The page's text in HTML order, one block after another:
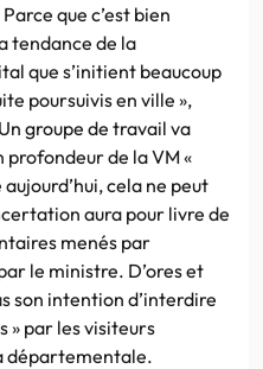
que c’est bien
tendance de la
que s’initient beaucoup
poursuivis en ville »,
groupe de travail va
de la VM «
cela ne peut
aura pour livre de
menés par
le ministre. D’ores et
son intention d’interdire
» par les visiteurs
départementale.